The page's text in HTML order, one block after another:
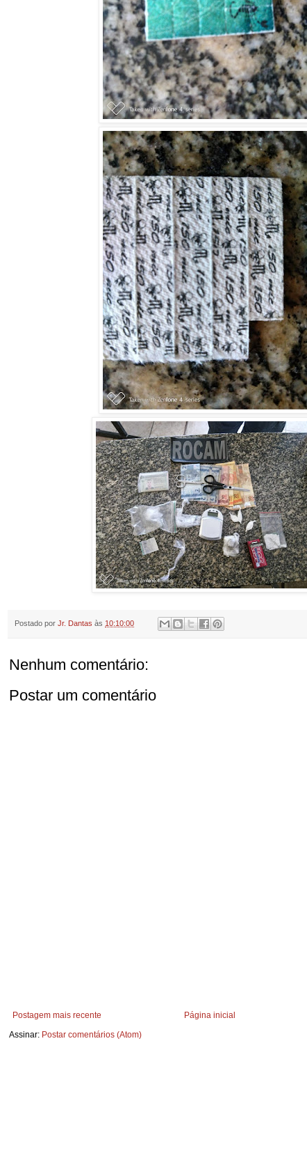
Postado por Jr. Dantas às 10:10:00
Nenhum comentário:
Postar um comentário
Postagem mais recente
Página inicial
Assinar: Postar comentários (Atom)